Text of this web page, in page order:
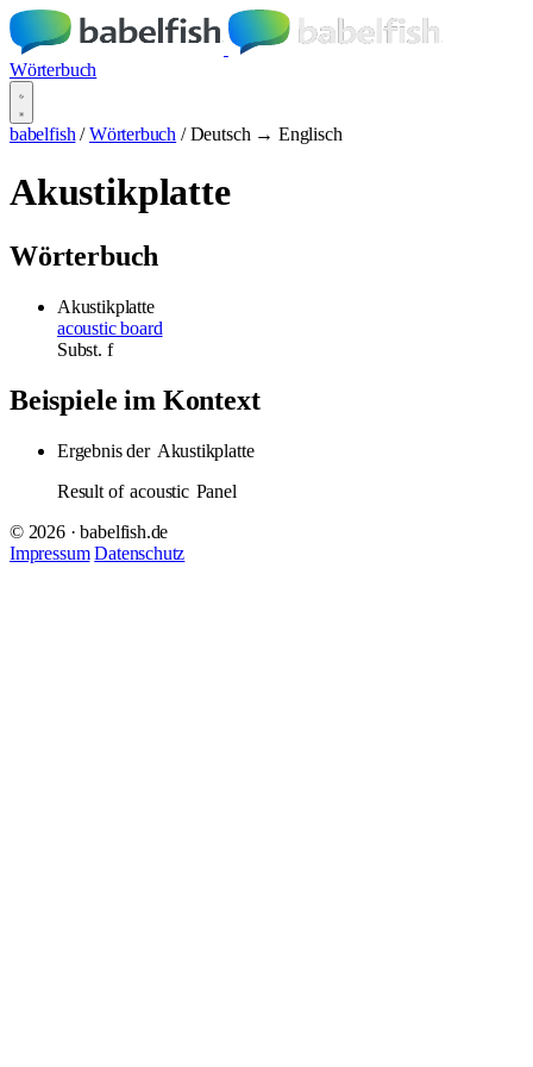
Wörterbuch
babelfish / Wörterbuch / Deutsch → Englisch
Akustikplatte
Wörterbuch
Akustikplatte
acoustic board
Subst. f
Beispiele im Kontext
Ergebnis der Akustikplatte
Result of acoustic Panel
© 2026 · babelfish.de
Impressum Datenschutz